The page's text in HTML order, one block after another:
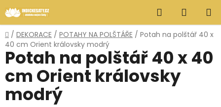
na
obsah
Hledat
KOŠÍK
Domů
/ DEKORACE / POTAHY NA POLŠTÁŘE / Potah na polštář 40 x
40 cm Orient královsky modrý
Potah na polštář 40 x 40
cm Orient královsky
modrý